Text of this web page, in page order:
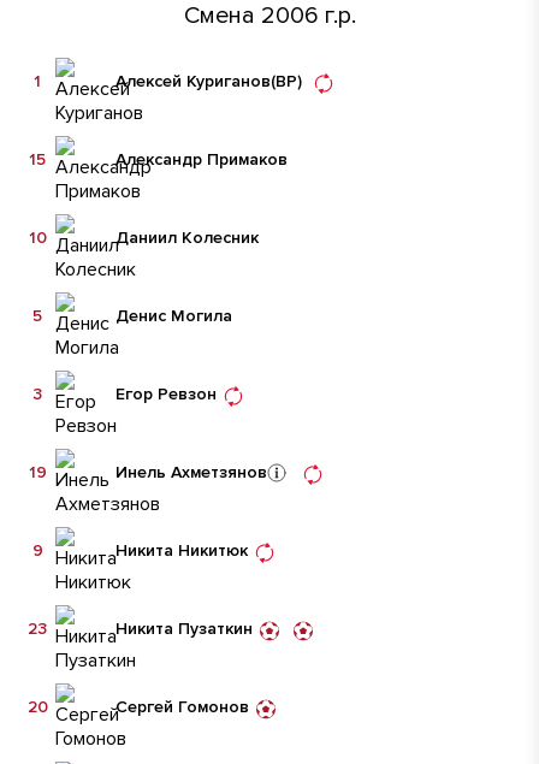
Смена 2006 г.р.
Алексей Куриганов(ВР)
1
Александр Примаков
15
Даниил Колесник
10
Денис Могила
5
Егор Ревзон
3
Инель Ахметзянов
19
Никита Никитюк
9
Никита Пузаткин
23
Сергей Гомонов
20